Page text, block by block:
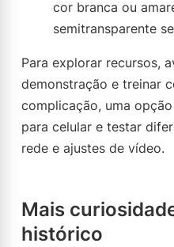
cor branca ou
semitransparente
Para explorar recursos,
demonstração e treinar
complicação, uma
para celular e testar
rede e ajustes de vídeo.
Mais
histórico